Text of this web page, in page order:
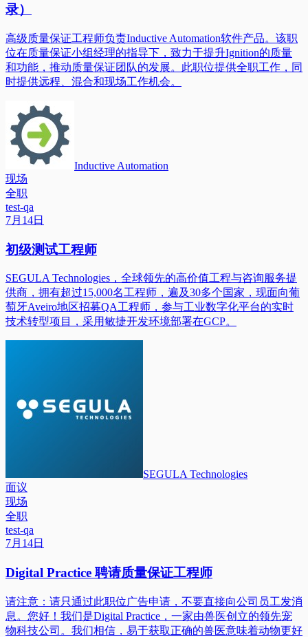
录）
高级质量保证工程师负责Inductive Automation软件产品。该职
位在质量保证小组经理的指导下，致力于提升Ignition的质量
和功能，推动质量保证团队的发展。此职位提供全职工作，同
时提供远程、混合和现场工作机会。
Inductive Automation
现场
全职
test-qa
7月14日
初级测试工程师
SEGULA Technologies，全球领先的高价值工程与咨询服务提
供商，拥有超过15,000名工程师，遍及30多个国家，现面向葡
萄牙Aveiro地区招募QA工程师，参与工业数字化平台的实时
技术转型项目，采用敏捷开发环境部署在GCP。
SEGULA Technologies
面议
现场
全职
test-qa
7月14日
Digital Practice 聘请质量保证工程师
请注意：请只通过此职位广告申请，不要直接向公司员工发消
息。您好！我们是Digital Practice，一家由兽医创立的领先宠
物科技公司。我们相信，易于获取正确的兽医意味着动物更好